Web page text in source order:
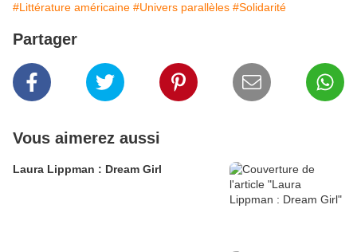
#Littérature américaine #Univers parallèles #Solidarité
Partager
Vous aimerez aussi
Laura Lippman : Dream Girl